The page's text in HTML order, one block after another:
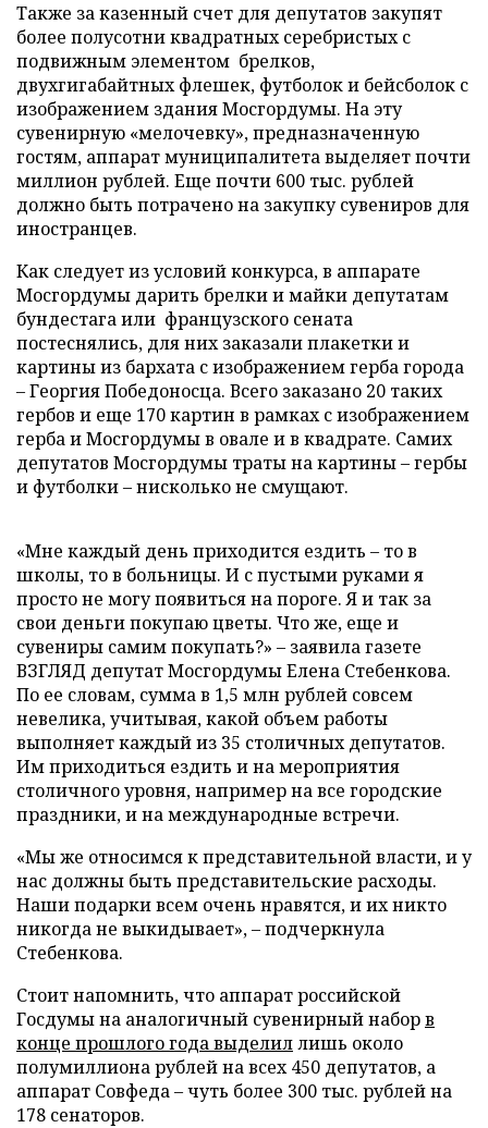
Также за казенный счет для депутатов закупят
более полусотни квадратных серебристых с
подвижным элементом брелков,
двухгигабайтных флешек, футболок и бейсболок с
изображением здания Мосгордумы. На эту
сувенирную «мелочевку», предназначенную
гостям, аппарат муниципалитета выделяет почти
миллион рублей. Еще почти 600 тыс. рублей
должно быть потрачено на закупку сувениров для
иностранцев.
Как следует из условий конкурса, в аппарате
Мосгордумы дарить брелки и майки депутатам
бундестага или французского сената
постеснялись, для них заказали плакетки и
картины из бархата с изображением герба города
– Георгия Победоносца. Всего заказано 20 таких
гербов и еще 170 картин в рамках с изображением
герба и Мосгордумы в овале и в квадрате. Самих
депутатов Мосгордумы траты на картины – гербы
и футболки – нисколько не смущают.
«Мне каждый день приходится ездить – то в
школы, то в больницы. И с пустыми руками я
просто не могу появиться на пороге. Я и так за
свои деньги покупаю цветы. Что же, еще и
сувениры самим покупать?» – заявила газете
ВЗГЛЯД депутат Мосгордумы Елена Стебенкова.
По ее словам, сумма в 1,5 млн рублей совсем
невелика, учитывая, какой объем работы
выполняет каждый из 35 столичных депутатов.
Им приходиться ездить и на мероприятия
столичного уровня, например на все городские
праздники, и на международные встречи.
«Мы же относимся к представительной власти, и у
нас должны быть представительские расходы.
Наши подарки всем очень нравятся, и их никто
никогда не выкидывает», – подчеркнула
Стебенкова.
Стоит напомнить, что аппарат российской
Госдумы на аналогичный сувенирный наборв
конце прошлого года выделиллишь около
полумиллиона рублей на всех 450 депутатов, а
аппарат Совфеда – чуть более 300 тыс. рублей на
178 сенаторов.